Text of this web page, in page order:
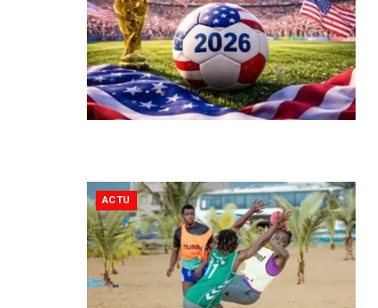
ACTU